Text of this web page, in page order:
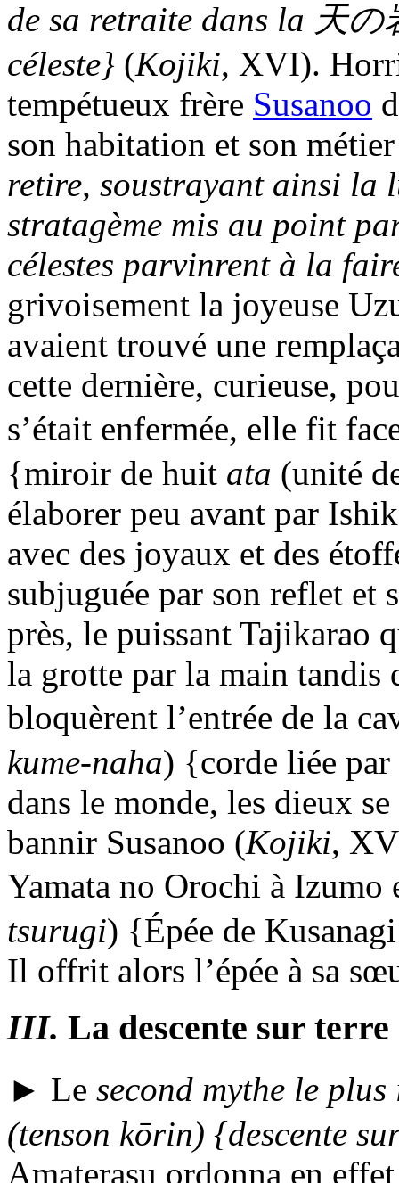
de sa retraite dans la 天の
céleste} (Kojiki, XVI).
tempétueux frère Susanoo
son habitation et son
retire, soustrayant ainsi la
stratagème mis au point
célestes parvinrent à la
grivoisement la joyeuse
avaient trouvé une
cette dernière, curieuse,
s’était enfermée, elle fit
{miroir de huit ata (unité
élaborer peu avant par
avec des joyaux et des
subjuguée par son reflet et
près, le puissant Tajikarao
la grotte par la main tandis
bloquèrent l’entrée de la
kume-naha) {corde liée par
dans le monde, les dieux
bannir Susanoo (Kojiki,
Yamata no Orochi à
tsurugi) {Épée de
Il offrit alors l’épée à sa
III. La descente sur
► Le second mythe le
(tenson kōrin) {descente
Amaterasu ordonna en